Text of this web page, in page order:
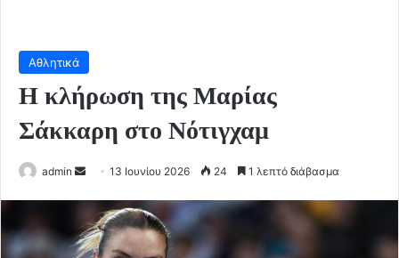
Αθλητικά
Η κλήρωση της Μαρίας
Σάκκαρη στο Νότιγχαμ
admin
Send
email
13 Ιουνίου 2026 24 1 λεπτό διάβασμα